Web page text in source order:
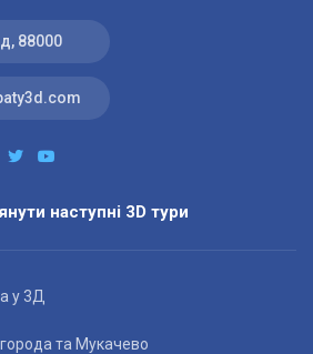
88000
наступні 3D тури
у 3Д
та Мукачево